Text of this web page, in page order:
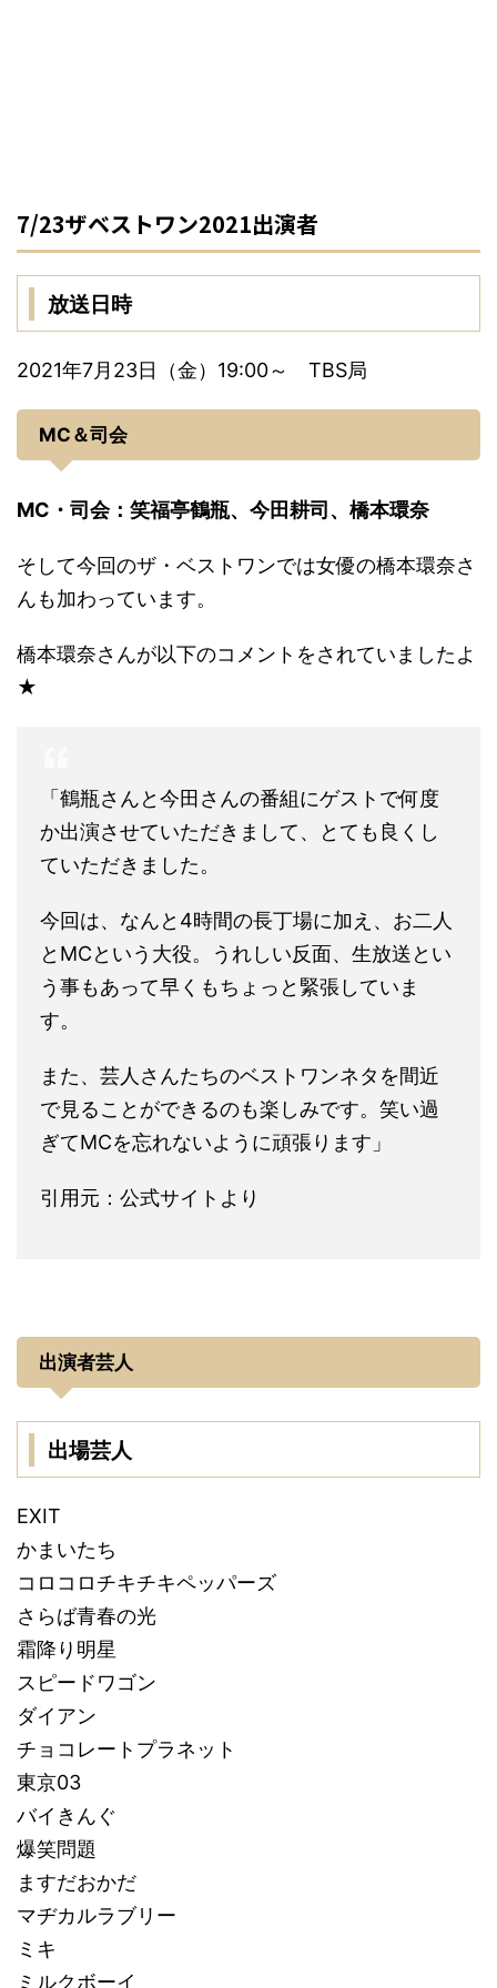
7/23ザベストワン2021出演者
放送日時
2021年7月23日（金）19:00～ TBS局
MC＆司会
MC・司会：笑福亭鶴瓶、今田耕司、橋本環奈
そして今回のザ・ベストワンでは女優の橋本環奈さ
んも加わっています。
橋本環奈さんが以下のコメントをされていましたよ
★
「鶴瓶さんと今田さんの番組にゲストで何度
か出演させていただきまして、とても良くし
ていただきました。
今回は、なんと4時間の長丁場に加え、お二人
とMCという大役。うれしい反面、生放送とい
う事もあって早くもちょっと緊張していま
す。
また、芸人さんたちのベストワンネタを間近
で見ることができるのも楽しみです。笑い過
ぎてMCを忘れないように頑張ります」
引用元：公式サイトより
出演者芸人
出場芸人
EXIT
かまいたち
コロコロチキチキペッパーズ
さらば青春の光
霜降り明星
スピードワゴン
ダイアン
チョコレートプラネット
東京03
バイきんぐ
爆笑問題
ますだおかだ
マヂカルラブリー
ミキ
ミルクボーイ